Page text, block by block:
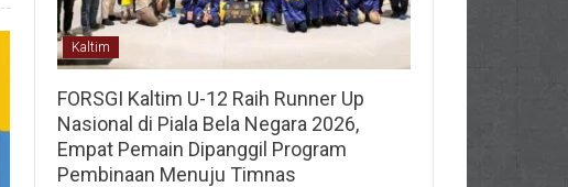
Kaltim
FORSGI Kaltim U-12 Raih Runner Up
Nasional di Piala Bela Negara 2026,
Empat Pemain Dipanggil Program
Pembinaan Menuju Timnas